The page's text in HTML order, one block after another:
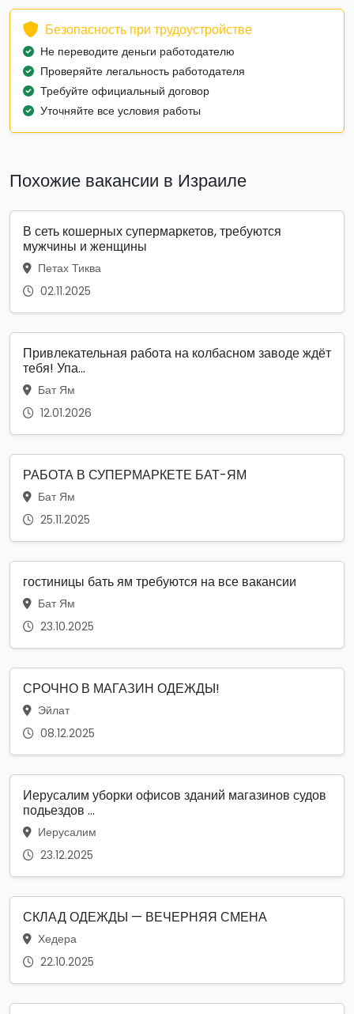
Безопасность при трудоустройстве
Не переводите деньги работодателю
Проверяйте легальность работодателя
Требуйте официальный договор
Уточняйте все условия работы
Похожие вакансии в Израиле
В сеть кошерных супермаркетов, требуются
мужчины и женщины
Петах Тиква
02.11.2025
Привлекательная работа на колбасном заводе ждёт
тебя! Упа...
Бат Ям
12.01.2026
РАБОТА В СУПЕРМАРКЕТЕ БАТ-ЯМ
Бат Ям
25.11.2025
гостиницы бать ям требуются на все вакансии
Бат Ям
23.10.2025
СРОЧНО В МАГАЗИН ОДЕЖДЫ!
Эйлат
08.12.2025
Иерусалим уборки офисов зданий магазинов судов
подьездов ...
Иерусалим
23.12.2025
СКЛАД ОДЕЖДЫ — ВЕЧЕРНЯЯ СМЕНА
Хедера
22.10.2025